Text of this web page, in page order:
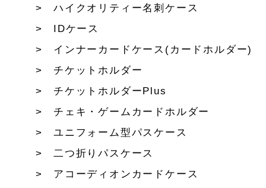
ハイクオリティー名刺ケース
IDケース
インナーカードケース(カードホルダー)
チケットホルダー
チケットホルダーPlus
チェキ・ゲームカードホルダー
ユニフォーム型パスケース
二つ折りパスケース
アコーディオンカードケース